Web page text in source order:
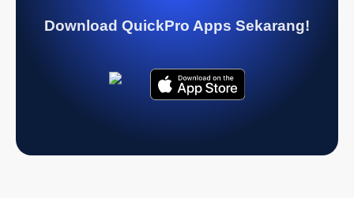
Download QuickPro Apps Sekarang!